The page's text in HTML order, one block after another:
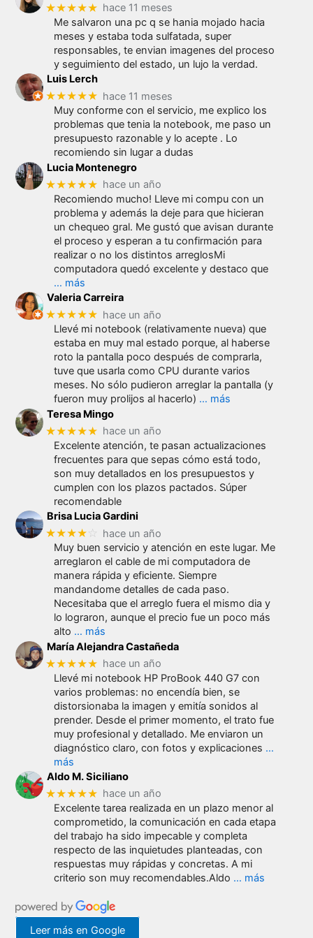
★★★★★ hace 11 meses
Me salvaron una pc q se hania mojado hacia
meses y estaba toda sulfatada, super
responsables, te envian imagenes del proceso
y seguimiento del estado, un lujo la verdad.
Luis Lerch
★★★★★ hace 11 meses
Muy conforme con el servicio, me explico los
problemas que tenia la notebook, me paso un
presupuesto razonable y lo acepte . Lo
recomiendo sin lugar a dudas
Lucia Montenegro
★★★★★ hace un año
Recomiendo mucho! Lleve mi compu con un
problema y además la deje para que hicieran
un chequeo gral. Me gustó que avisan durante
el proceso y esperan a tu confirmación para
realizar o no los distintos arreglosMi
computadora quedó excelente y destaco que
… más
Valeria Carreira
★★★★★ hace un año
Llevé mi notebook (relativamente nueva) que
estaba en muy mal estado porque, al haberse
roto la pantalla poco después de comprarla,
tuve que usarla como CPU durante varios
meses. No sólo pudieron arreglar la pantalla (y
fueron muy prolijos al hacerlo) … más
Teresa Mingo
★★★★★ hace un año
Excelente atención, te pasan actualizaciones
frecuentes para que sepas cómo está todo,
son muy detallados en los presupuestos y
cumplen con los plazos pactados. Súper
recomendable
Brisa Lucia Gardini
★★★★ ☆
hace un año
Muy buen servicio y atención en este lugar. Me
arreglaron el cable de mi computadora de
manera rápida y eficiente. Siempre
mandandome detalles de cada paso.
Necesitaba que el arreglo fuera el mismo dia y
lo lograron, aunque el precio fue un poco más
alto … más
María Alejandra Castañeda
★★★★★ hace un año
Llevé mi notebook HP ProBook 440 G7 con
varios problemas: no encendía bien, se
distorsionaba la imagen y emitía sonidos al
prender. Desde el primer momento, el trato fue
muy profesional y detallado. Me enviaron un
diagnóstico claro, con fotos y explicaciones …
más
Aldo M. Siciliano
★★★★★ hace un año
Excelente tarea realizada en un plazo menor al
comprometido, la comunicación en cada etapa
del trabajo ha sido impecable y completa
respecto de las inquietudes planteadas, con
respuestas muy rápidas y concretas. A mi
criterio son muy recomendables.Aldo … más
Leer más en Google